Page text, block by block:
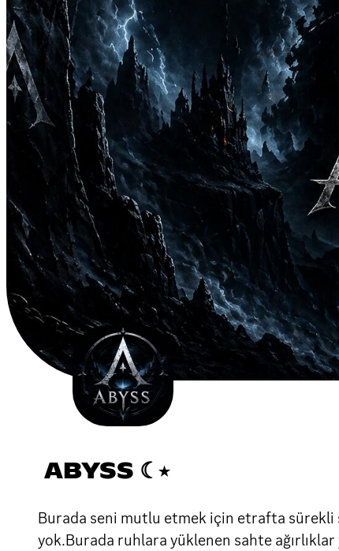
ABYSS ☾⭒
Burada seni mutlu etmek için etrafta sürekli
yok.Burada ruhlara yüklenen sahte